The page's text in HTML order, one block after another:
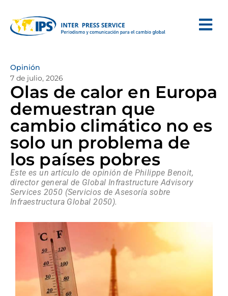
Opinión
7 de julio, 2026
Olas de calor en Europa
demuestran que
cambio climático no es
solo un problema de
los países pobres
Este es un artículo de opinión de Philippe Benoit,
director general de Global Infrastructure Advisory
Services 2050 (Servicios de Asesoría sobre
Infraestructura Global 2050).